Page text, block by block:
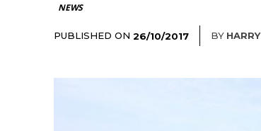
NEWS
PUBLISHED ON 26/10/2017 BY HARRY